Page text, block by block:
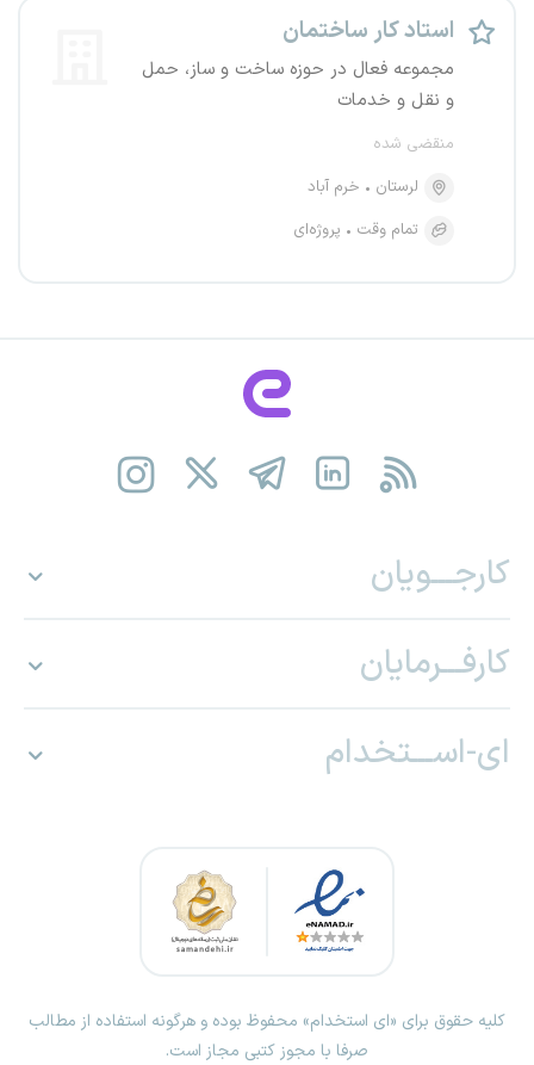
استاد کار ساختمان
مجموعه فعال در حوزه ساخت و ساز، حمل
و نقل و خدمات
منقضی شده
لرستان
خرم آباد
تمام وقت
پروژه‌ای
کارجـــویان
کارفـــرمایان
ای-اســـتخدام
کلیه حقوق برای «ای استخدام» محفوظ بوده و هرگونه استفاده از مطالب
صرفا با مجوز کتبی مجاز است.